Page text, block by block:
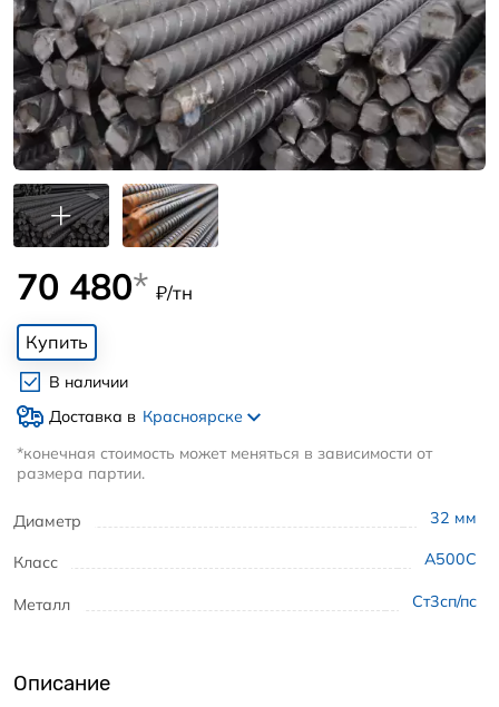
Диаметр 32 мм
Класс А500С
Металл Ст3сп/пс
70 480* ₽/тн
Купить
В наличии
Доставка в Красноярске
*конечная стоимость может меняться в зависимости от
размера партии.
Описание